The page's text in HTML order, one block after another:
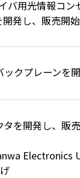
バ用光情報コン
発し、販売開始
クプレーンを
を開発し、販
Electronics